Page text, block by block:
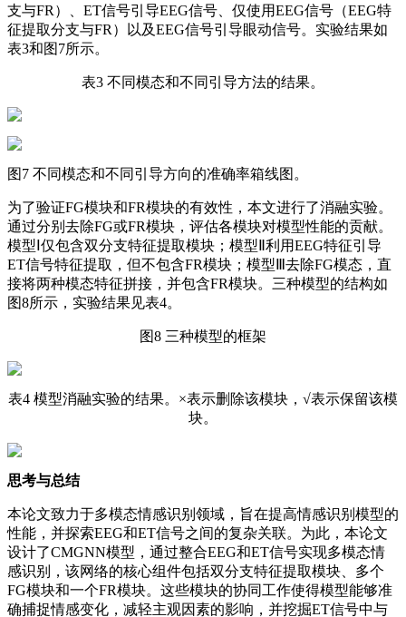
支与FR）、ET信号引导EEG信号、仅使用EEG信号（EEG特
征提取分支与FR）以及EEG信号引导眼动信号。实验结果如
表3和图7所示。
表3 不同模态和不同引导方法的结果。
图7 不同模态和不同引导方向的准确率箱线图。
为了验证FG模块和FR模块的有效性，本文进行了消融实验。
通过分别去除FG或FR模块，评估各模块对模型性能的贡献。
模型Ⅰ仅包含双分支特征提取模块；模型Ⅱ利用EEG特征引导
ET信号特征提取，但不包含FR模块；模型Ⅲ去除FG模态，直
接将两种模态特征拼接，并包含FR模块。三种模型的结构如
图8所示，实验结果见表4。
图8 三种模型的框架
表4 模型消融实验的结果。×表示删除该模块，√表示保留该模
块。
思考与总结
本论文致力于多模态情感识别领域，旨在提高情感识别模型的
性能，并探索EEG和ET信号之间的复杂关联。为此，本论文
设计了CMGNN模型，通过整合EEG和ET信号实现多模态情
感识别，该网络的核心组件包括双分支特征提取模块、多个
FG模块和一个FR模块。这些模块的协同工作使得模型能够准
确捕捉情感变化，减轻主观因素的影响，并挖掘ET信号中与